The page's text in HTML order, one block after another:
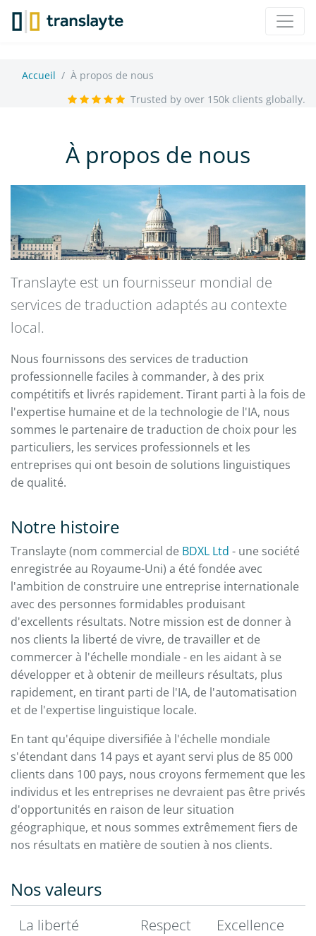
Accueil
À propos de nous
Trusted by over 150k clients globally.
À propos de nous
Translayte est un fournisseur mondial de
services de traduction adaptés au contexte
local.
Nous fournissons des services de traduction
professionnelle faciles à commander, à des prix
compétitifs et livrés rapidement. Tirant parti à la fois de
l'expertise humaine et de la technologie de l'IA, nous
sommes le partenaire de traduction de choix pour les
particuliers, les services professionnels et les
entreprises qui ont besoin de solutions linguistiques
de qualité.
Notre histoire
Translayte (nom commercial de BDXL Ltd - une société
enregistrée au Royaume-Uni) a été fondée avec
l'ambition de construire une entreprise internationale
avec des personnes formidables produisant
d'excellents résultats. Notre mission est de donner à
nos clients la liberté de vivre, de travailler et de
commercer à l'échelle mondiale - en les aidant à se
développer et à obtenir de meilleurs résultats, plus
rapidement, en tirant parti de l'IA, de l'automatisation
et de l'expertise linguistique locale.
En tant qu'équipe diversifiée à l'échelle mondiale
s'étendant dans 14 pays et ayant servi plus de 85 000
clients dans 100 pays, nous croyons fermement que les
individus et les entreprises ne devraient pas être privés
d'opportunités en raison de leur situation
géographique, et nous sommes extrêmement fiers de
nos résultats en matière de soutien à nos clients.
Nos valeurs
La liberté Respect Excellence